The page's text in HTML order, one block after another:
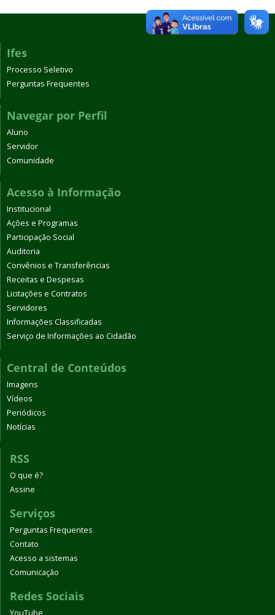
Ifes
Processo Seletivo
Perguntas Frequentes
Navegar por Perfil
Aluno
Servidor
Comunidade
Acesso à Informação
Institucional
Ações e Programas
Participação Social
Auditoria
Convênios e Transferências
Receitas e Despesas
Licitações e Contratos
Servidores
Informações Classificadas
Serviço de Informações ao Cidadão
Central de Conteúdos
Imagens
Vídeos
Periódicos
Notícias
RSS
O que é?
Assine
Serviços
Perguntas Frequentes
Contato
Acesso a sistemas
Comunicação
Redes Sociais
YouTube